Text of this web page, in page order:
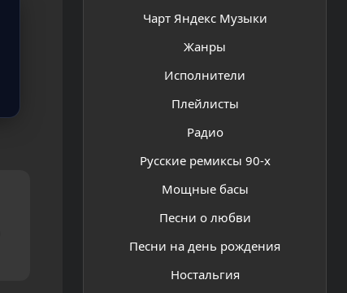
Чарт Яндекс Музыки
Жанры
Исполнители
Плейлисты
Радио
Русские ремиксы 90-х
Мощные басы
Песни о любви
Песни на день рождения
Ностальгия